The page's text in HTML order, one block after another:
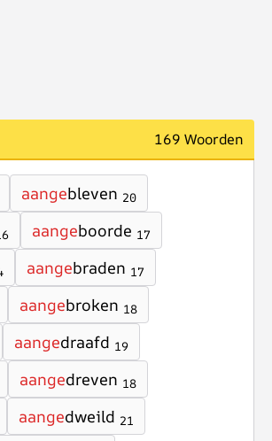
169 Woorden
aangebleven 20
aangeboorde 17
aangebraden 17
aangebroken 18
aangedraafd 19
aangedreven 18
aangedweild 21